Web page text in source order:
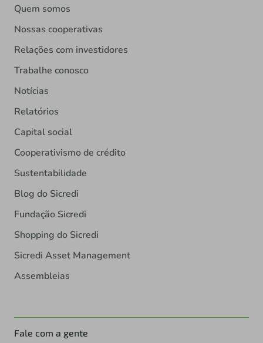
Quem somos
Nossas cooperativas
Relações com investidores
Trabalhe conosco
Notícias
Relatórios
Capital social
Cooperativismo de crédito
Sustentabilidade
Blog do Sicredi
Fundação Sicredi
Shopping do Sicredi
Sicredi Asset Management
Assembleias
Fale com a gente